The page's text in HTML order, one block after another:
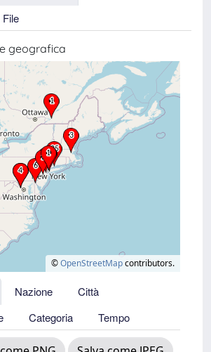
geografica
©OpenStreetMapcontributors.
Nazione
Città
Categoria Tempo